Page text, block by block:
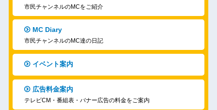
市民チャンネルのMCをご紹介
MC Diary
市民チャンネルのMC達の日記
イベント案内
広告料金案内
テレビCM・番組表・バナー広告の料金をご案内